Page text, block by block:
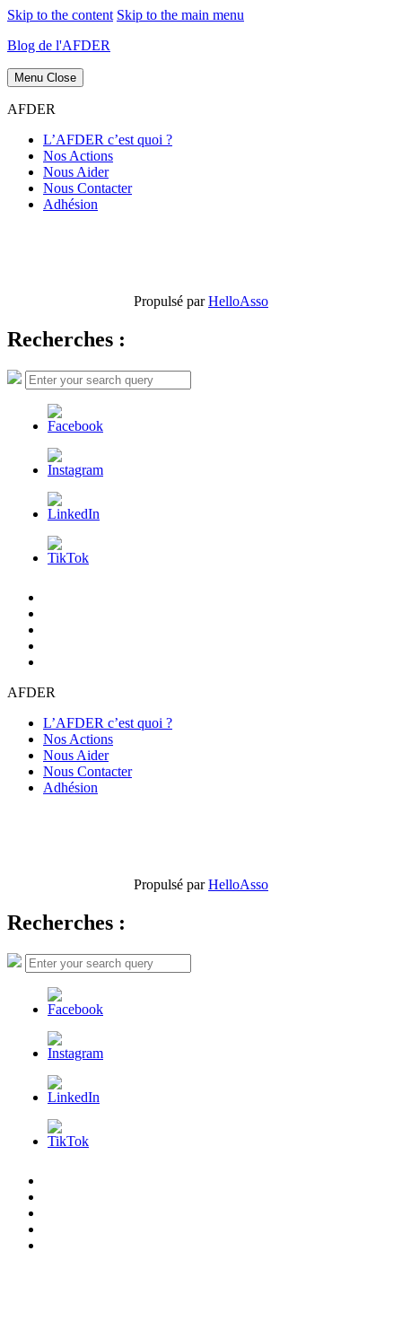
Skip to the content Skip to the main menu
Blog de l'AFDER
Menu Close
AFDER
L’AFDER c’est quoi ?
Nos Actions
Nous Aider
Nous Contacter
Adhésion
Propulsé parHelloAsso
Recherches :
Search
for:
Search
AFDER
L’AFDER c’est quoi ?
Nos Actions
Nous Aider
Nous Contacter
Adhésion
Propulsé parHelloAsso
Recherches :
Search
for:
Search